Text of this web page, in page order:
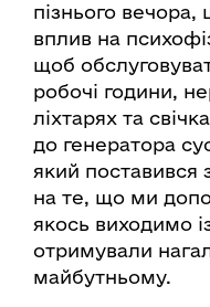
пізнього
вплив на
щоб
робочі години,
ліхтарях та
до генератора
який поставився
на те, що ми
якось виходимо
отримували
майбутньому.